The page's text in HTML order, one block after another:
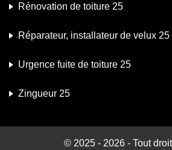
Rénovation de toiture 25
Réparateur, installateur de velux 25
Urgence fuite de toiture 25
Zingueur 25
© 2025 - 2026 - Tout